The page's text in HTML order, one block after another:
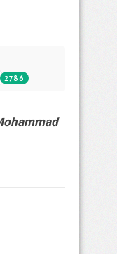
2786